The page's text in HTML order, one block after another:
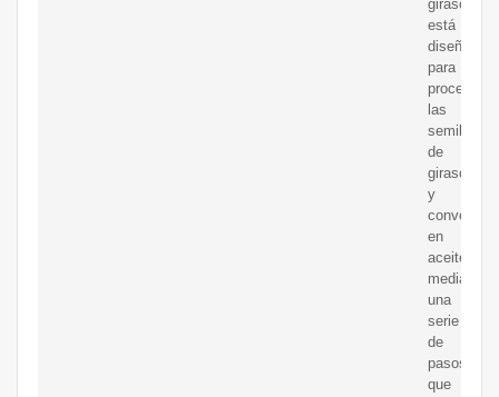
girasol
está
diseñada
para
procesar
las
semillas
de
girasol
y
en
aceite
mediante
una
serie
de
pasos
que